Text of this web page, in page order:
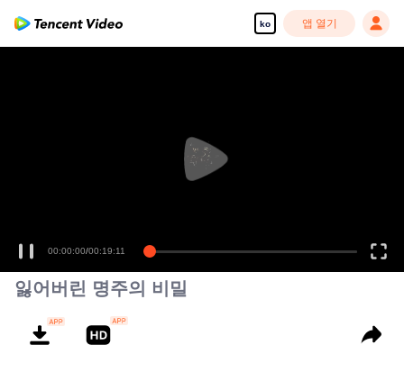
ko 앱 열기
00:00:00/00:19:11
잃어버린 명주의 비밀